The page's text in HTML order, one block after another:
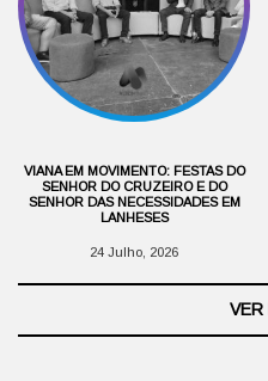
VIANA EM MOVIMENTO: FESTAS DO
SENHOR DO CRUZEIRO E DO
SENHOR DAS NECESSIDADES EM
LANHESES
24 Julho, 2026
VER